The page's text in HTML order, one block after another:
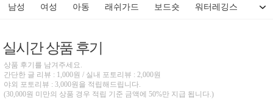
남성 여성 아동 래쉬가드 보드숏 워터레깅스 비
메뉴
실시간 상품 후기
상품 후기를 남겨주세요.
간단한 글 리뷰 : 1,000원 / 실내 포토리뷰 : 2,000원
야외 포토리뷰 : 3,000원을 적립해드립니다.
(30,000원 미만의 상품 경우 적립 기준 금액에 50%만 지급 됩니다.)